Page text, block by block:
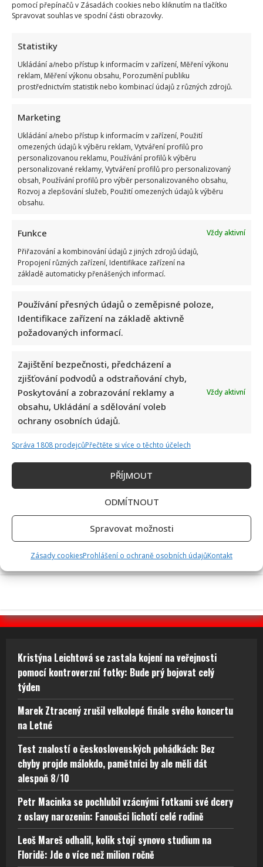
pomocí přepínačů v Zásadách cookies nebo kliknutím na tlačítko
Spravovat souhlas ve spodní části obrazovky.
Statistiky
Ukládání a/nebo přístup k informacím v zařízení, Měření výkonu
reklam, Měření výkonu obsahu, Porozumění publiku
prostřednictvím statistik nebo kombinací údajů z různých zdrojů.
Marketing
Ukládání a/nebo přístup k informacím v zařízení, Použití
omezených údajů k výběru reklam, Vytváření profilů pro
personalizovanou reklamu, Používání profilů k výběru
personalizované reklamy, Vytváření profilů pro personalizovaný
obsah, Používání profilů pro výběr personalizovaného obsahu,
Rozvoj a zlepšování služeb, Použití omezených údajů k výběru
obsahu.
Funkce
Vždy aktivní
Přiřazování a kombinování údajů z jiných zdrojů údajů,
Propojení různých zařízení, Identifikace zařízení na
základě automaticky přenášených informací.
Používání přesných údajů o zeměpisné poloze,
Identifikace zařízení na základě aktivně
požadovaných informací.
Zajištění bezpečnosti, předcházení a
zjišťování podvodů a odstraňování chyb,
Poskytování a zobrazování reklamy a
obsahu, Ukládání a sdělování voleb
ochrany osobních údajů.
Vždy aktivní
Správa 1808 prodejcůPřečtěte si více o těchto účelech
PŘÍJMOUT
ODMÍTNOUT
Spravovat možnosti
Zásady cookiesProhlášení o ochraně osobních údajůKontakt
Kristýna Leichtová se zastala kojení na veřejnosti pomocí
kontroverzní fotky: Bude prý bojovat celý týden
Marek Ztracený zrušil velkolepé finále svého koncertu na
Letné
Test znalostí o československých pohádkách: Bez chyby
projde málokdo, pamětníci by ale měli dát alespoň 8/10
Petr Macinka se pochlubil vzácnými fotkami své dcery z
Leoš Mareš odhalil, kolik stojí synovo studium na Floridě:
Jde o více než milion ročně
Kristýna Leichtová se zastala kojení na veřejnosti
pomocí kontroverzní fotky: Bude prý bojovat celý
týden
Marek Ztracený zrušil velkolepé finále svého koncertu
na Letné
Test znalostí o československých pohádkách: Bez
chyby projde málokdo, pamětníci by ale měli dát
alespoň 8/10
Petr Macinka se pochlubil vzácnými fotkami své dcery
z oslavy narozenin: Fanoušci lichotí celé rodině
Leoš Mareš odhalil, kolik stojí synovo studium na
Floridě: Jde o více než milion ročně